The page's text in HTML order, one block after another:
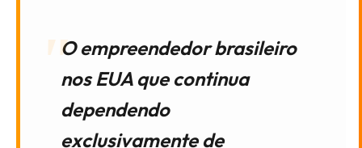
O empreendedor brasileiro
nos EUA que continua
dependendo
exclusivamente de